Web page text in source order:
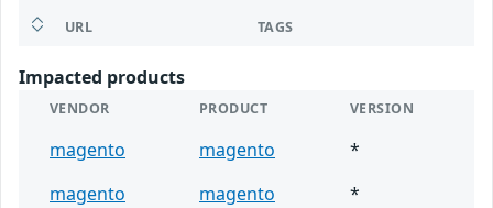
URL TAGS
Impacted products
VENDOR PRODUCT VERSION
magento magento
*
magento
magento
*